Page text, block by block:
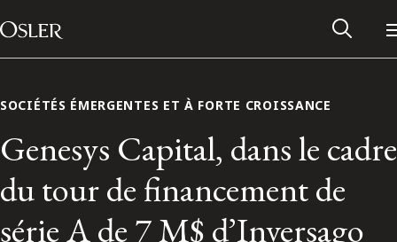
Passer au contenu
Main Navigation
SOCIÉTÉS ÉMERGENTES ET À FORTE CROISSANCE
Genesys Capital, dans le cadre
du tour de financement de
série A de 7 M$ d’Inversago